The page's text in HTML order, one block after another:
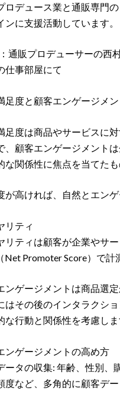
ロデュース業と通販専門
ンに支援活動しています。
通販プロデューサーの西
仕事部屋にて
足度と顧客エンゲージメン
足度は商品やサービスに
、顧客エンゲージメント
な関係性に焦点を当てたも
が高ければ、自然とエン
リティ
リティは顧客が企業やサ
Net Promoter Score）で計
ンゲージメントは商品選定
はその後のインタラクシ
な行動と関係性を考慮しま
ンゲージメントの高め方
ータの収集: 年齢、性別、
度など、多角的に顧客デー